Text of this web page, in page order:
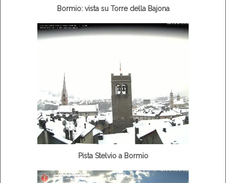
Bormio: vista su Torre della Bajona
Pista Stelvio a Bormio